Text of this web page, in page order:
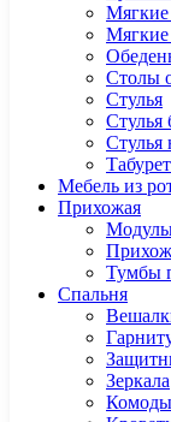
Мягкие
Мягкие
Столы
Стулья
Стулья
Стулья
Мебель из
Прихожая
Тумбы
Спальня
Зеркала
Комоды